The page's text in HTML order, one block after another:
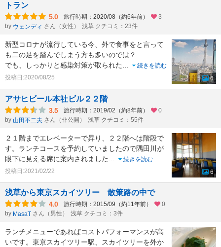
トラン
5.0 旅行時期：2020/08（約6年前）
3
by ウェンディ さん（女性） 浅草 クチコミ：23件
新型コロナが流行している今、外で食事をと言って
も二の足を踏んでしまう方も多いのでは？
でも、しっかりと感染対策が取られた
続きを読む
投稿日:2020/08/25
6
アサヒビール本社ビル２２階
3.5 旅行時期：2019/02（約8年前）
0
by 山田不二夫 さん（非公開） 浅草 クチコミ：55件
２１階までエレベーターで昇り、２２階へは階段で
す。ランチコースを予約していましたので隅田川が
眼下に見える席に案内されました
続きを読む
投稿日:2021/02/22
6
浅草から東京スカイツリー 散策路の中で
4.0 旅行時期：2015/09（約11年前）
0
by MasaT さん（男性） 浅草 クチコミ：3件
ランチメニューであればコストパフォーマンスが高
いです。東京スカイツリー駅、スカイツリーを外か